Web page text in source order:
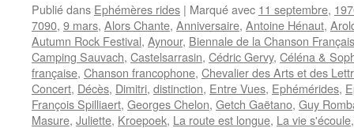
Publié dans Ephémères rides | Marqué avec 11 septembre,
7090, 9 mars, Alors Chante, Anniversaire, Antoine Hénaut,
Autumn Rock Festival, Aynour, Biennale de la Chanson
Camping Sauvach, Castelsarrasin, Cédric Gervy, Céléna &
française, Chanson francophone, Chevalier des Arts et des
Concert, Décès, Dimitri, distinction, Entre Vues, Ephémérides,
François Spilliaert, Georges Chelon, Getch Gaëtano, Guy
Masure, Juliette, Kroepoek, La route est longue, La vie s'écoule